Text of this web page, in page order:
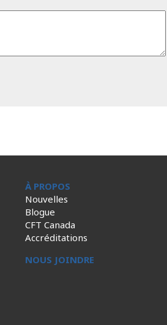
À PROPOS
Nouvelles
Blogue
CFT Canada
Accréditations
NOUS JOINDRE